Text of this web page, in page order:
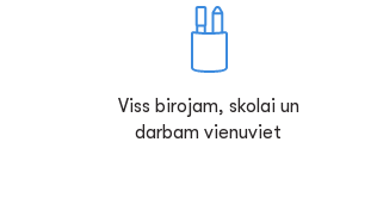
Viss birojam, skolai un
darbam vienuviet